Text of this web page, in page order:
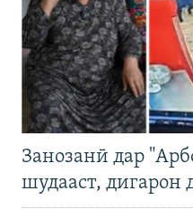
Занозанӣ дар
шудааст, дигарон